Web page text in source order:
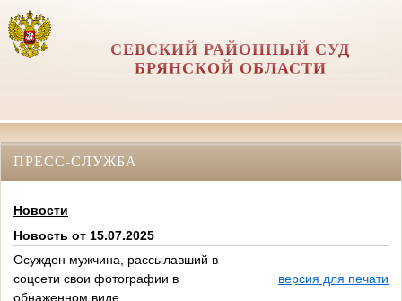
СЕВСКИЙ РАЙОННЫЙ СУД
БРЯНСКОЙ ОБЛАСТИ
ПРЕСС-СЛУЖБА
Новости
Новость от 15.07.2025
Осужден мужчина, рассылавший в
соцсети свои фотографии в
обнаженном виде
версия для печати